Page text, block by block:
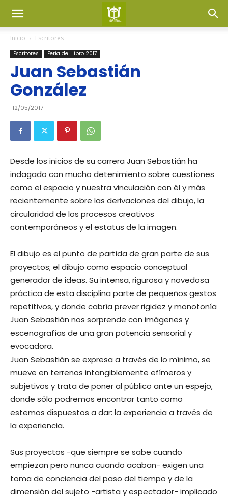
Inicio Escritores
Escritores Feria del Libro 2017
Juan Sebastián
González
12/05/2017
Desde los inicios de su carrera Juan Sebastián ha
indagado con mucho detenimiento sobre cuestiones
como el espacio y nuestra vinculación con él y más
recientemente sobre las derivaciones del dibujo, la
circularidad de los procesos creativos
contemporáneos y el estatus de la imagen.
El dibujo es el punto de partida de gran parte de sus
proyectos; el dibujo como espacio conceptual
generador de ideas. Su intensa, rigurosa y novedosa
práctica de esta disciplina parte de pequeños gestos
repetitivos, y donde cabría prever rigidez y monotonía
Juan Sebastián nos sorprende con imágenes y
escenografías de una gran potencia sensorial y
evocadora.
Juan Sebastián se expresa a través de lo mínimo, se
mueve en terrenos intangiblemente efímeros y
subjetivos y trata de poner al público ante un espejo,
donde sólo podremos encontrar tanto como
estemos dispuestos a dar: la experiencia a través de
la experiencia.
Sus proyectos -que siempre se sabe cuando
empiezan pero nunca cuando acaban- exigen una
toma de conciencia del paso del tiempo y de la
dimensión del sujeto -artista y espectador- implicado